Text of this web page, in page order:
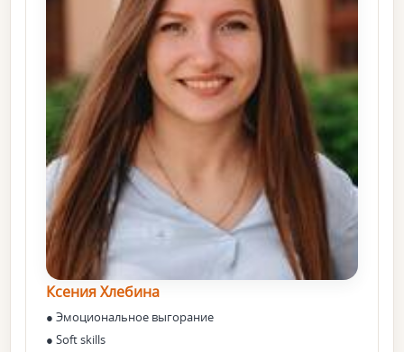
Ксения Хлебина
● Эмоциональное выгорание
● Soft skills